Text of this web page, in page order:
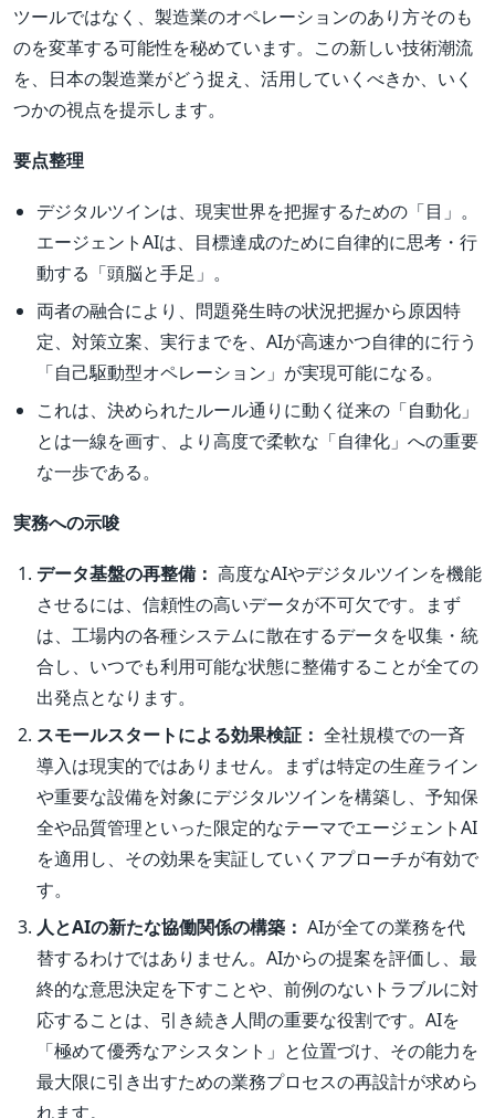
ツールではなく、製造業のオペレーションのあり方そのも
のを変革する可能性を秘めています。この新しい技術潮流
を、日本の製造業がどう捉え、活用していくべきか、いく
つかの視点を提示します。
要点整理
デジタルツインは、現実世界を把握するための「目」。
エージェントAIは、目標達成のために自律的に思考・行
動する「頭脳と手足」。
両者の融合により、問題発生時の状況把握から原因特
定、対策立案、実行までを、AIが高速かつ自律的に行う
「自己駆動型オペレーション」が実現可能になる。
これは、決められたルール通りに動く従来の「自動化」
とは一線を画す、より高度で柔軟な「自律化」への重要
な一歩である。
実務への示唆
データ基盤の再整備： 高度なAIやデジタルツインを機能
させるには、信頼性の高いデータが不可欠です。まず
は、工場内の各種システムに散在するデータを収集・統
合し、いつでも利用可能な状態に整備することが全ての
出発点となります。
スモールスタートによる効果検証： 全社規模での一斉
導入は現実的ではありません。まずは特定の生産ライン
や重要な設備を対象にデジタルツインを構築し、予知保
全や品質管理といった限定的なテーマでエージェントAI
を適用し、その効果を実証していくアプローチが有効で
す。
人とAIの新たな協働関係の構築： AIが全ての業務を代
替するわけではありません。AIからの提案を評価し、最
終的な意思決定を下すことや、前例のないトラブルに対
応することは、引き続き人間の重要な役割です。AIを
「極めて優秀なアシスタント」と位置づけ、その能力を
最大限に引き出すための業務プロセスの再設計が求めら
れます。